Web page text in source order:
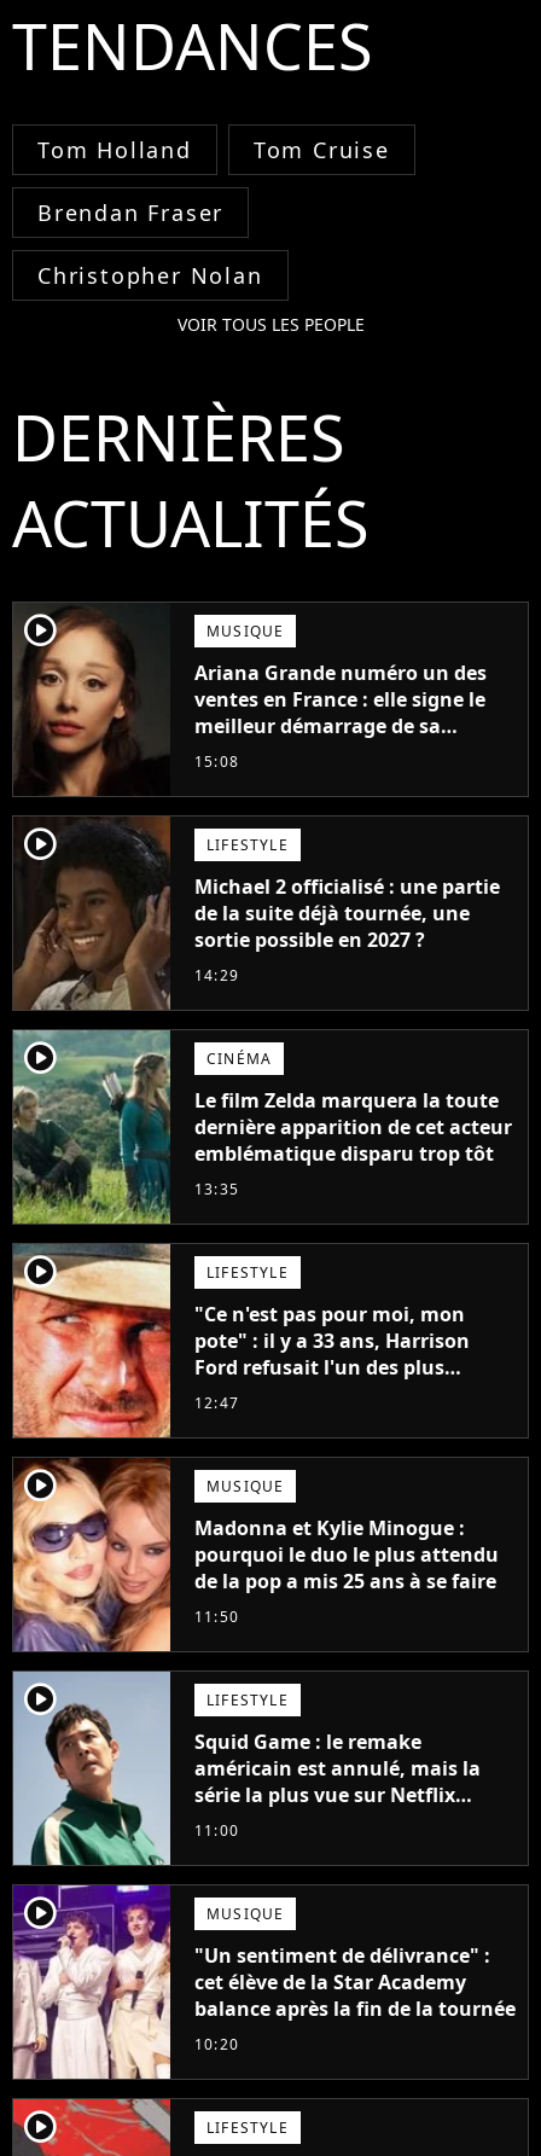
TENDANCES
Tom Holland Tom Cruise
Brendan Fraser
Christopher Nolan
VOIR TOUS LES PEOPLE
DERNIÈRES
ACTUALITÉS
player2 MUSIQUE
Ariana Grande numéro un des
ventes en France : elle signe le
meilleur démarrage de sa
carrière avec son album Petal
15:08
player2 LIFESTYLE
Michael 2 officialisé : une partie
de la suite déjà tournée, une
sortie possible en 2027 ?
14:29
player2 CINÉMA
Le film Zelda marquera la toute
dernière apparition de cet acteur
emblématique disparu trop tôt
13:35
player2 LIFESTYLE
"Ce n'est pas pour moi, mon
pote" : il y a 33 ans, Harrison
Ford refusait l'un des plus
grands succès de tous les temps
12:47
player2 MUSIQUE
Madonna et Kylie Minogue :
pourquoi le duo le plus attendu
de la pop a mis 25 ans à se faire
11:50
player2 LIFESTYLE
Squid Game : le remake
américain est annulé, mais la
série la plus vue sur Netflix
pourrait avoir une version
11:00
player2 MUSIQUE
"Un sentiment de délivrance" :
cet élève de la Star Academy
balance après la fin de la tournée
10:20
player2 LIFESTYLE